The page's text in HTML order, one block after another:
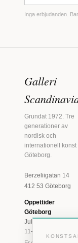
Inga erbjudanden.
Galleri
Grundat 1972. Tre
generationer av
nordisk och
internationell konst
Göteborg.
Berzeliigatan 14
412 53 Göteborg
Öppettider
Göteborg
Juli: Tis 11-18 · Lör
11-16